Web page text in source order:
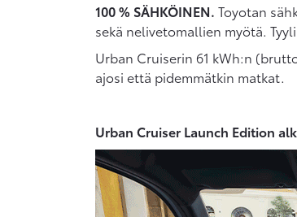
100 % SÄHKÖINEN. Toyotan
sekä nelivetomallien myötä.
Urban Cruiserin 61 kWh:n
ajosi että pidemmätkin matkat.
Urban Cruiser Launch Edition